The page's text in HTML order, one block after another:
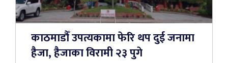
काठमाडौँ उपत्यकामा फेरि थप दुई जनामा
हैजा, हैजाका विरामी २३ पुगे